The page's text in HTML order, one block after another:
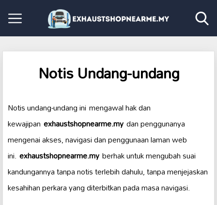
Notis Undang-undang
Notis undang-undang ini mengawal hak dan
kewajipan exhaustshopnearme.mydan penggunanya
mengenai akses, navigasi dan penggunaan laman web
ini. exhaustshopnearme.myberhak untuk mengubah suai
kandungannya tanpa notis terlebih dahulu, tanpa menjejaskan
kesahihan perkara yang diterbitkan pada masa navigasi.